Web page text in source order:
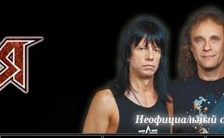
Неофициальный